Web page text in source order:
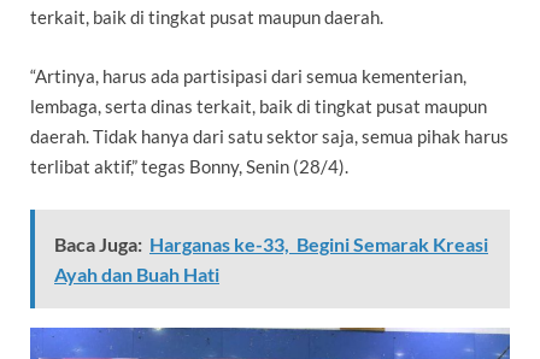
terkait, baik di tingkat pusat maupun daerah.
“Artinya, harus ada partisipasi dari semua kementerian,
lembaga, serta dinas terkait, baik di tingkat pusat maupun
daerah. Tidak hanya dari satu sektor saja, semua pihak harus
terlibat aktif,” tegas Bonny, Senin (28/4).
Baca Juga: Harganas ke-33, Begini Semarak Kreasi
Ayah dan Buah Hati